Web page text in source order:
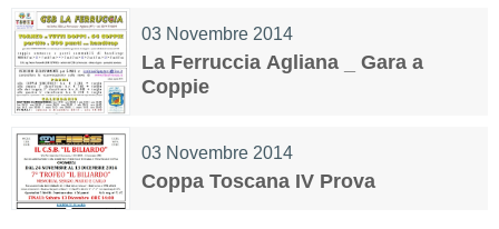
03 Novembre 2014
La Ferruccia Agliana _ Gara a
Coppie
03 Novembre 2014
Coppa Toscana IV Prova